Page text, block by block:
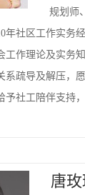
规划师
年社区工作实务
工作理论及实务
系疏导及解压，
予社工陪伴支持
唐